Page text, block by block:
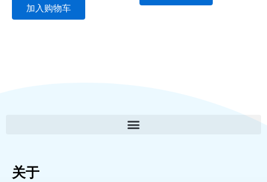
加入购物车
关于